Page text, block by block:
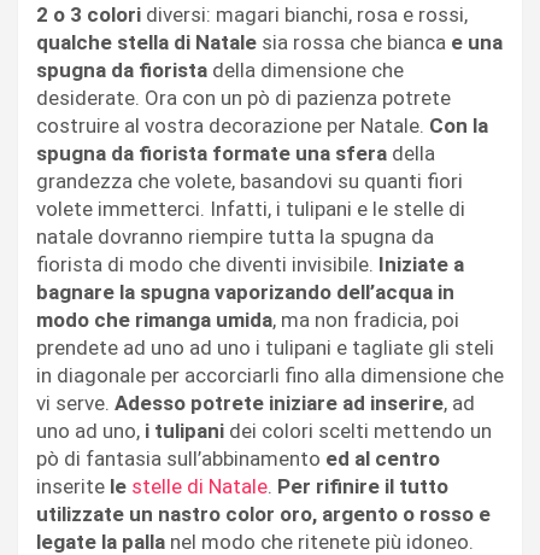
2 o 3 colori diversi: magari bianchi, rosa e rossi,
qualche stella di Natale sia rossa che bianca e una
spugna da fiorista della dimensione che
desiderate. Ora con un pò di pazienza potrete
costruire al vostra decorazione per Natale. Con la
spugna da fiorista formate una sfera della
grandezza che volete, basandovi su quanti fiori
volete immetterci. Infatti, i tulipani e le stelle di
natale dovranno riempire tutta la spugna da
fiorista di modo che diventi invisibile. Iniziate a
bagnare la spugna vaporizando dell’acqua in
modo che rimanga umida, ma non fradicia, poi
prendete ad uno ad uno i tulipani e tagliate gli steli
in diagonale per accorciarli fino alla dimensione che
vi serve. Adesso potrete iniziare ad inserire, ad
uno ad uno, i tulipani dei colori scelti mettendo un
pò di fantasia sull’abbinamento ed al centro
inserite le stelle di Natale. Per rifinire il tutto
utilizzate un nastro color oro, argento o rosso e
legate la palla nel modo che ritenete più idoneo.